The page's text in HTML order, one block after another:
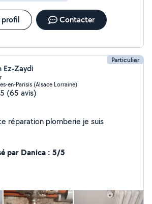
profil Contacter
Particulier
Ez-Zaydi
en-Parisis (Alsace Lorraine)
(65 avis)
réparation plomberie je suis
par Danica : 5/5